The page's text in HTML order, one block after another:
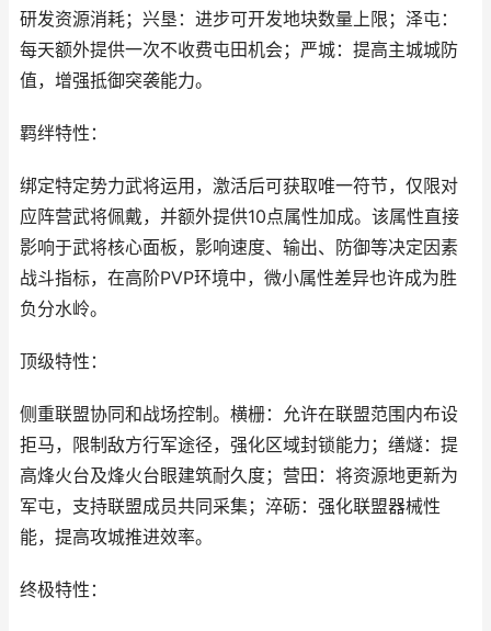
研发资源消耗；兴垦：进步可开发地块数量上限；泽屯：
每天额外提供一次不收费屯田机会；严城：提高主城城防
值，增强抵御突袭能力。
羁绊特性：
绑定特定势力武将运用，激活后可获取唯一符节，仅限对
应阵营武将佩戴，并额外提供10点属性加成。该属性直接
影响于武将核心面板，影响速度、输出、防御等决定因素
战斗指标，在高阶PVP环境中，微小属性差异也许成为胜
负分水岭。
顶级特性：
侧重联盟协同和战场控制。横栅：允许在联盟范围内布设
拒马，限制敌方行军途径，强化区域封锁能力；缮燧：提
高烽火台及烽火台眼建筑耐久度；营田：将资源地更新为
军屯，支持联盟成员共同采集；淬砺：强化联盟器械性
能，提高攻城推进效率。
终极特性：